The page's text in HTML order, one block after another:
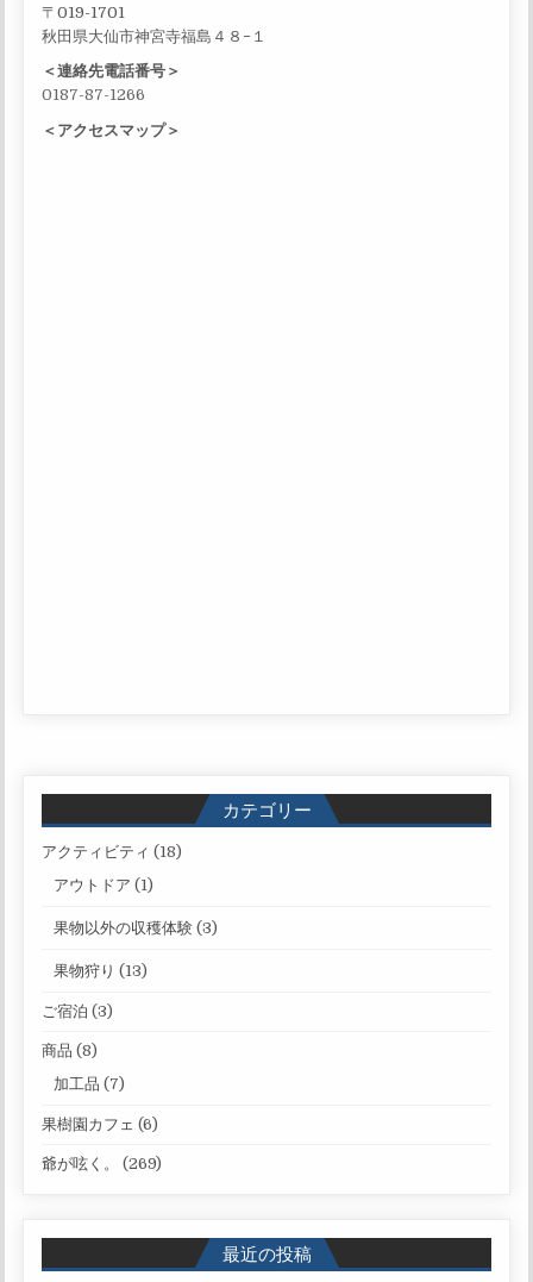
〒019-1701
秋田県大仙市神宮寺福島４８−１
＜連絡先電話番号＞
0187-87-1266
＜アクセスマップ＞
カテゴリー
アクティビティ (18)
アウトドア (1)
果物以外の収穫体験 (3)
果物狩り (13)
ご宿泊 (3)
商品 (8)
加工品 (7)
果樹園カフェ (6)
爺が呟く。 (269)
最近の投稿